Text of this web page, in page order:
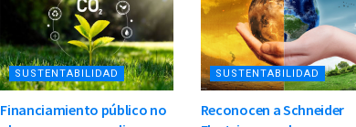
SUSTENTABILIDAD
Financiamiento público no
SUSTENTABILIDAD
Reconocen a Schneider